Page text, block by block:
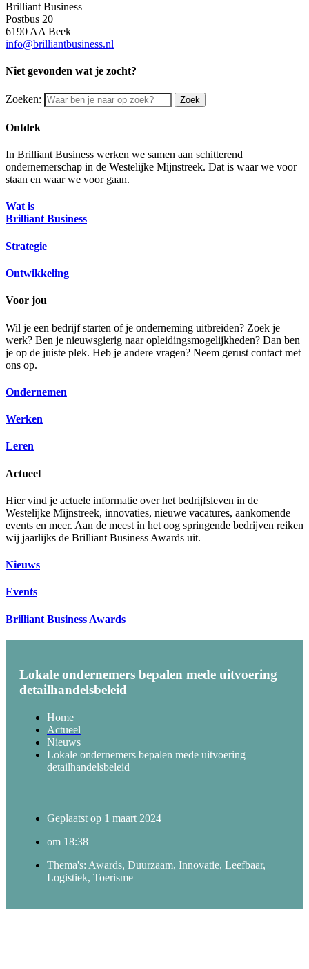
Brilliant Business
Postbus 20
6190 AA Beek
info@brilliantbusiness.nl
Niet gevonden wat je zocht?
Zoeken: Zoek
Ontdek
In Brilliant Business werken we samen aan schitterend
ondernemerschap in de Westelijke Mijnstreek. Dat is waar we voor
staan en waar we voor gaan.
Wat is
Brilliant Business
Strategie
Ontwikkeling
Voor jou
Wil je een bedrijf starten of je onderneming uitbreiden? Zoek je
werk? Ben je nieuwsgierig naar opleidingsmogelijkheden? Dan ben
je op de juiste plek. Heb je andere vragen? Neem gerust contact met
ons op.
Ondernemen
Werken
Leren
Actueel
Hier vind je actuele informatie over het bedrijfsleven in de
Westelijke Mijnstreek, innovaties, nieuwe vacatures, aankomende
events en meer. Aan de meest in het oog springende bedrijven reiken
wij jaarlijks de Brilliant Business Awards uit.
Nieuws
Events
Brilliant Business Awards
Lokale ondernemers bepalen mede uitvoering
detailhandelsbeleid
Home
Actueel
Nieuws
Lokale ondernemers bepalen mede uitvoering
detailhandelsbeleid
Geplaatst op 1 maart 2024
om 18:38
Thema's: Awards, Duurzaam, Innovatie, Leefbaar,
Logistiek, Toerisme